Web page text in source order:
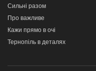
Сильні разом
Про важливе
Кажи прямо в очі
Тернопіль в деталях